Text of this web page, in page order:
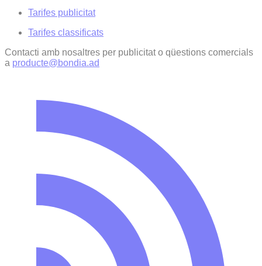
Tarifes publicitat
Tarifes classificats
Contacti amb nosaltres per publicitat o qüestions comercials
a producte@bondia.ad